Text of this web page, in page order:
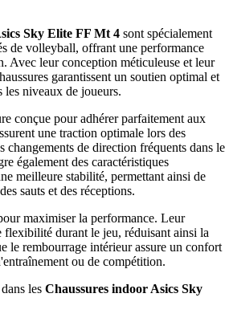
Sky Elite FF Mt 4 sont spécialement
de volleyball, offrant une performance
Avec leur conception méticuleuse et leur
garantissent un soutien optimal et
niveaux de joueurs.
conçue pour adhérer parfaitement aux
une traction optimale lors des
changements de direction fréquents dans le
également des caractéristiques
meilleure stabilité, permettant ainsi de
sauts et des réceptions.
maximiser la performance. Leur
flexibilité durant le jeu, réduisant ainsi la
le rembourrage intérieur assure un confort
ou de compétition.
les Chaussures indoor Asics Sky